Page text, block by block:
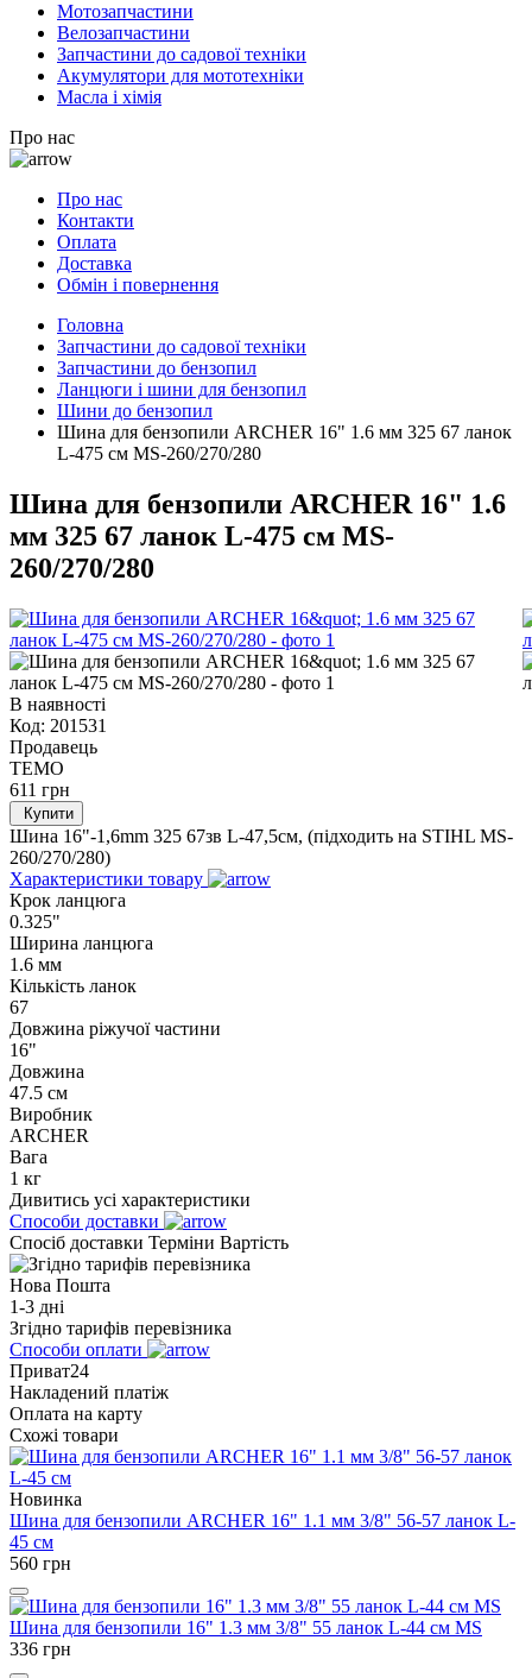
Мотозапчастини
Велозапчастини
Запчастини до садової техніки
Акумулятори для мототехніки
Масла і хімія
Про нас
Про нас
Контакти
Оплата
Доставка
Обмін і повернення
Головна
Запчастини до садової техніки
Запчастини до бензопил
Ланцюги і шини для бензопил
Шини до бензопил
Шина для бензопили ARCHER 16" 1.6 мм 325 67 ланок
L-475 см MS-260/270/280
Шина для бензопили ARCHER 16" 1.6
мм 325 67 ланок L-475 см MS-
260/270/280
В наявності
Код: 201531
Продавець
TEMO
611 грн
Купити
Шина 16"-1,6mm 325 67зв L-47,5см, (підходить на STIHL MS-
260/270/280)
Характеристики товару
Крок ланцюга
0.325"
Ширина ланцюга
1.6 мм
Кількість ланок
67
Довжина ріжучої частини
16"
Довжина
47.5 см
Виробник
ARCHER
Вага
1 кг
Дивитись усі характеристики
Способи доставки
Спосіб доставки Терміни Вартість
Нова Пошта
1-3 дні
Згідно тарифів перевізника
Способи оплати
Приват24
Накладений платіж
Оплата на карту
Схожі товари
Новинка
Шина для бензопили ARCHER 16" 1.1 мм 3/8" 56-57 ланок L-
45 см
560 грн
Шина для бензопили 16" 1.3 мм 3/8" 55 ланок L-44 см MS
336 грн